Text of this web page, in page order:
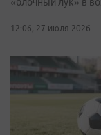
«блочный лук» в
12:06, 27 июля 2026